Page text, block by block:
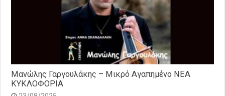
Μανώλης Γαργουλάκης – Μικρό Αγαπημένο NEΑ
ΚΥΚΛΟΦΟΡΙΑ